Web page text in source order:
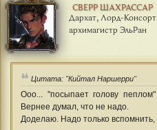
СВЕРР ШАХРАССАР
Дархат, Лорд-
архимагистр ЭльРан
Цитата: "Кийтал Наршерри"
Ооо... "посыпает голову
Вернее думал, что не надо.
Доделаю. Надо только